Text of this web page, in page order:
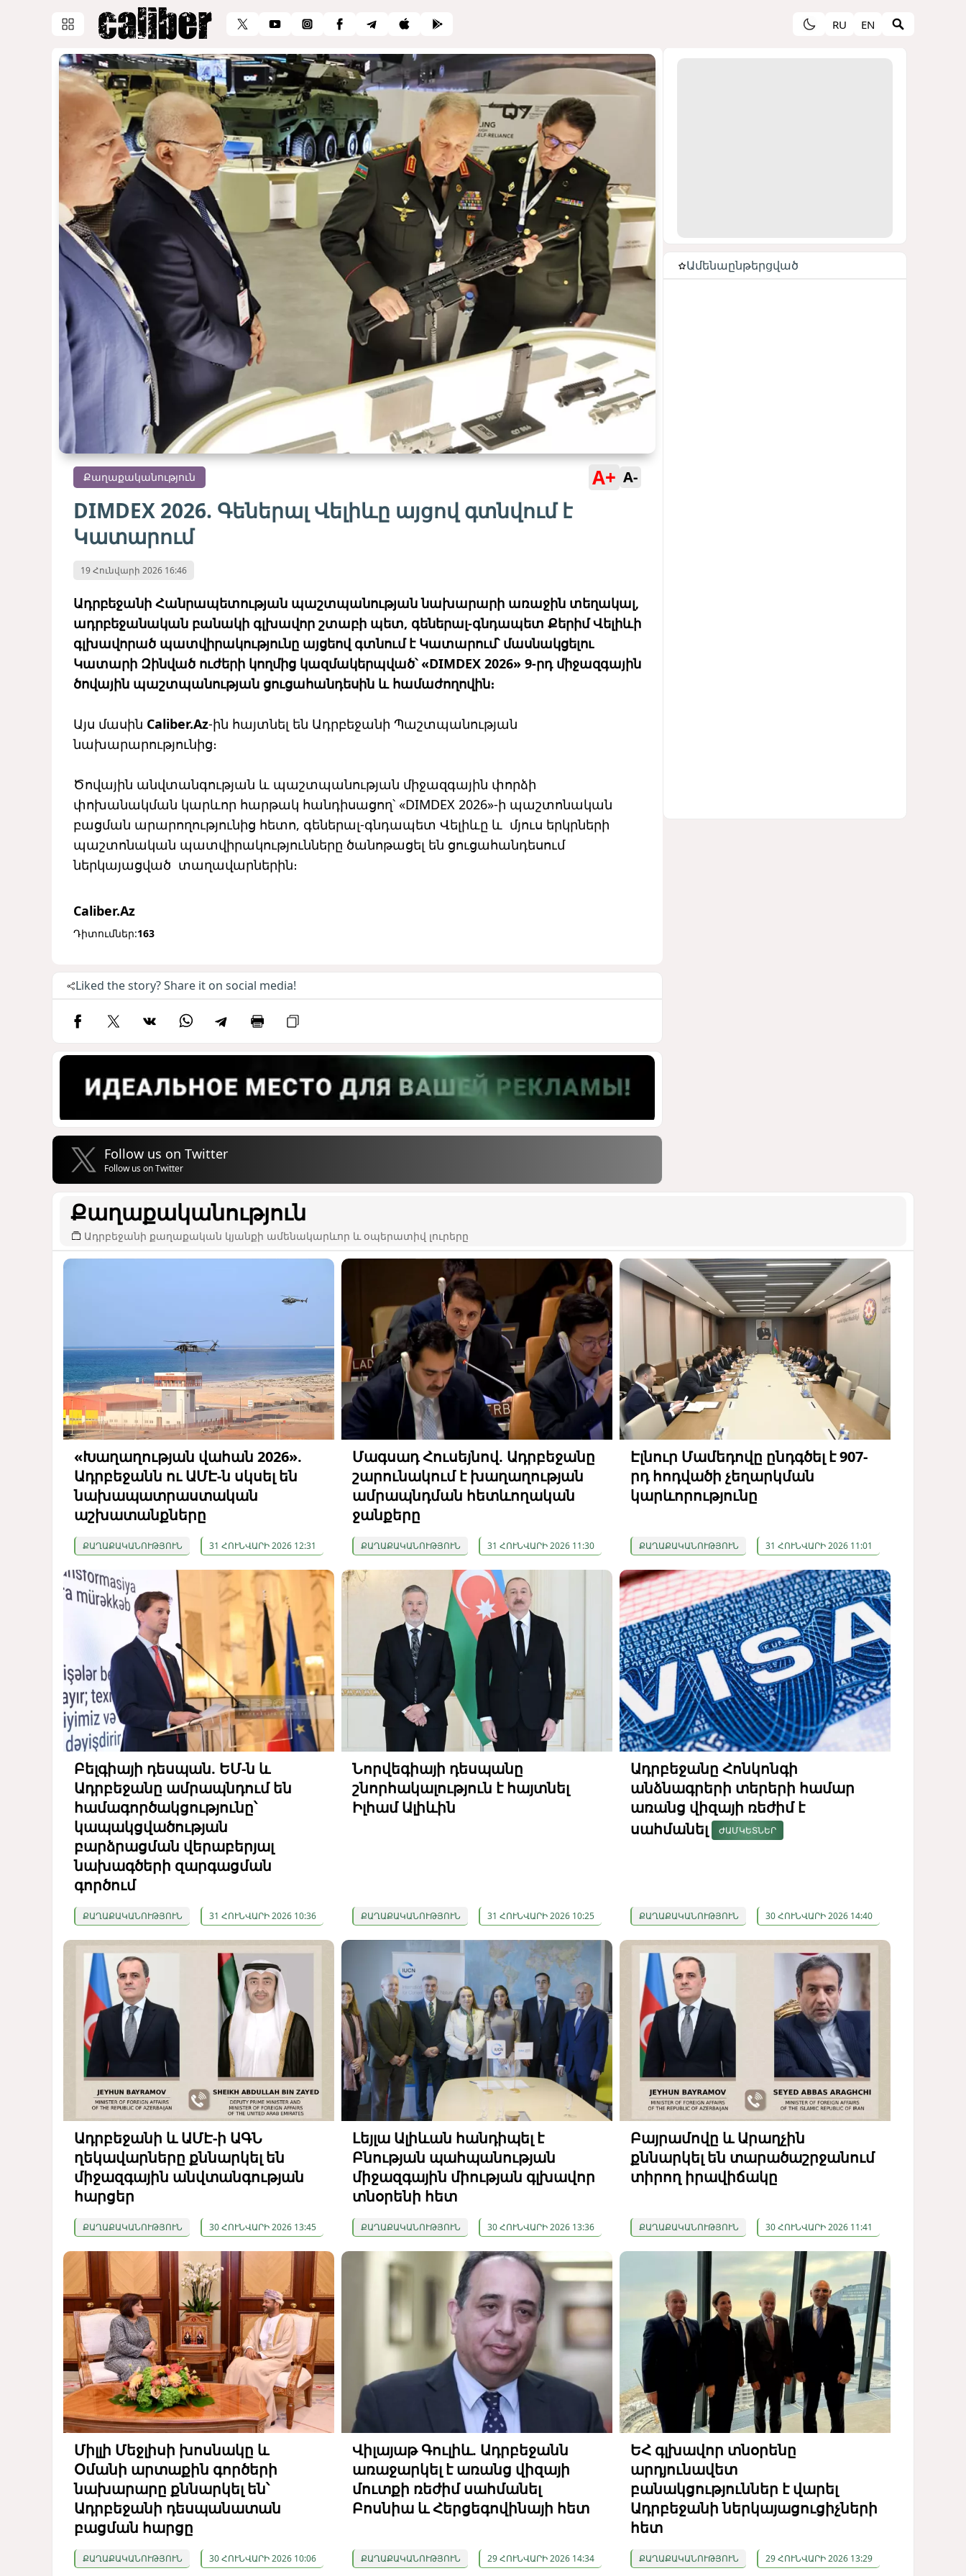
RU EN
Քաղաքականություն A+ A-
DIMDEX 2026. Գեներալ Վելիևը այցով գտնվում է
Կատարում
19 Հունվարի 2026 16:46
Ադրբեջանի Հանրապետության պաշտպանության նախարարի առաջին տեղակալ,
ադրբեջանական բանակի գլխավոր շտաբի պետ, գեներալ-գնդապետ Քերիմ Վելիևի
գլխավորած պատվիրակությունը այցեով գտնում է Կատարում՝ մասնակցելու
Կատարի Զինված ուժերի կողմից կազմակերպված՝ «DIMDEX 2026» 9-րդ միջազգային
ծովային պաշտպանության ցուցահանդեսին և համաժողովին։
Այս մասին Caliber.Az-ին հայտնել են Ադրբեջանի Պաշտպանության
նախարարությունից։
Ծովային անվտանգության և պաշտպանության միջազգային փորձի
փոխանակման կարևոր հարթակ հանդիսացող՝ «DIMDEX 2026»-ի պաշտոնական
բացման արարողությունից հետո, գեներալ-գնդապետ Վելիևը և մյուս երկրների
պաշտոնական պատվիրակությունները ծանոթացել են ցուցահանդեսում
ներկայացված տաղավարներին։
Caliber.Az
Դիտումներ:163
Liked the story? Share it on social media!
Follow us on Twitter
Follow us on Twitter
Ամենաընթերցված
Քաղաքականություն
Ադրբեջանի քաղաքական կյանքի ամենակարևոր և օպերատիվ լուրերը
«Խաղաղության վահան 2026».
Ադրբեջանն ու ԱՄԷ-ն սկսել են
նախապատրաստական ​​
աշխատանքները
ՔԱՂԱՔԱԿԱՆՈՒԹՅՈՒՆ 31 ՀՈՒՆՎԱՐԻ 2026 12:31
Մագսադ Հուսեյնով. Ադրբեջանը
շարունակում է խաղաղության
ամրապնդման հետևողական
ջանքերը
ՔԱՂԱՔԱԿԱՆՈՒԹՅՈՒՆ 31 ՀՈՒՆՎԱՐԻ 2026 11:30
Էլնուր Մամեդովը ընդգծել է 907-
րդ հոդվածի չեղարկման
կարևորությունը
ՔԱՂԱՔԱԿԱՆՈՒԹՅՈՒՆ 31 ՀՈՒՆՎԱՐԻ 2026 11:01
Բելգիայի դեսպան. ԵՄ-ն և
Ադրբեջանը ամրապնդում են
համագործակցությունը՝
կապակցվածության
բարձրացման վերաբերյալ
նախագծերի զարգացման
գործում
ՔԱՂԱՔԱԿԱՆՈՒԹՅՈՒՆ 31 ՀՈՒՆՎԱՐԻ 2026 10:36
Նորվեգիայի դեսպանը
շնորհակալություն է հայտնել
Իլհամ Ալիևին
ՔԱՂԱՔԱԿԱՆՈՒԹՅՈՒՆ 31 ՀՈՒՆՎԱՐԻ 2026 10:25
Ադրբեջանը Հոնկոնգի
անձնագրերի տերերի համար
առանց վիզայի ռեժիմ է
սահմանել
ԺԱՄԿԵՏՆԵՐ
ՔԱՂԱՔԱԿԱՆՈՒԹՅՈՒՆ 30 ՀՈՒՆՎԱՐԻ 2026 14:40
Ադրբեջանի և ԱՄԷ-ի ԱԳՆ
ղեկավարները քննարկել են
միջազգային անվտանգության
հարցեր
ՔԱՂԱՔԱԿԱՆՈՒԹՅՈՒՆ 30 ՀՈՒՆՎԱՐԻ 2026 13:45
Լեյլա Ալիևան հանդիպել է
Բնության պահպանության
միջազգային միության գլխավոր
տնօրենի հետ
ՔԱՂԱՔԱԿԱՆՈՒԹՅՈՒՆ 30 ՀՈՒՆՎԱՐԻ 2026 13:36
Բայրամովը և Արաղչին
քննարկել են տարածաշրջանում
տիրող իրավիճակը
ՔԱՂԱՔԱԿԱՆՈՒԹՅՈՒՆ 30 ՀՈՒՆՎԱՐԻ 2026 11:41
Միլլի Մեջլիսի խոսնակը և
Օմանի արտաքին գործերի
նախարարը քննարկել են՝
Ադրբեջանի դեսպանատան
բացման հարցը
ՔԱՂԱՔԱԿԱՆՈՒԹՅՈՒՆ 30 ՀՈՒՆՎԱՐԻ 2026 10:06
Վիլայաթ Գուլիև. Ադրբեջանն
առաջարկել է առանց վիզայի
մուտքի ռեժիմ սահմանել
Բոսնիա և Հերցեգովինայի հետ
ՔԱՂԱՔԱԿԱՆՈՒԹՅՈՒՆ 29 ՀՈՒՆՎԱՐԻ 2026 14:34
ԵՀ գլխավոր տնօրենը
արդյունավետ
բանակցություններ է վարել
Ադրբեջանի ներկայացուցիչների
հետ
ՔԱՂԱՔԱԿԱՆՈՒԹՅՈՒՆ 29 ՀՈՒՆՎԱՐԻ 2026 13:29